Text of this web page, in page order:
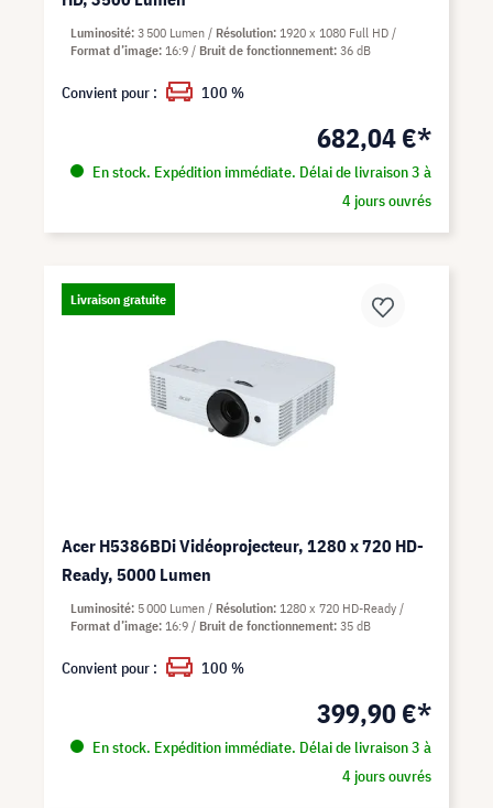
682,04 €*
En stock. Expédition immédiate. Délai de livraison 3 à
4 jours ouvrés
Luminosité 3 500 Lumen Résolution 1920 x 1080 Full HD
Format d’image 16:9 Bruit de fonctionnement 36 dB
Convient pour : 100 %
Livraison gratuite
Acer H5386BDi Vidéoprojecteur, 1280 x 720 HD-
Ready, 5000 Lumen
399,90 €*
En stock. Expédition immédiate. Délai de livraison 3 à
4 jours ouvrés
Luminosité 5 000 Lumen Résolution 1280 x 720 HD-Ready
Format d’image 16:9 Bruit de fonctionnement 35 dB
Convient pour : 100 %